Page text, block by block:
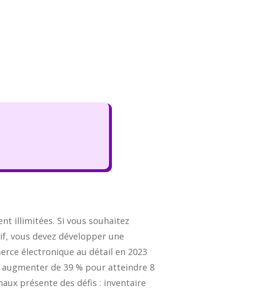
illimitées. Si vous souhaitez
vous devez développer une
électronique au détail en 2023
de 39 % pour atteindre 8
présente des défis : inventaire